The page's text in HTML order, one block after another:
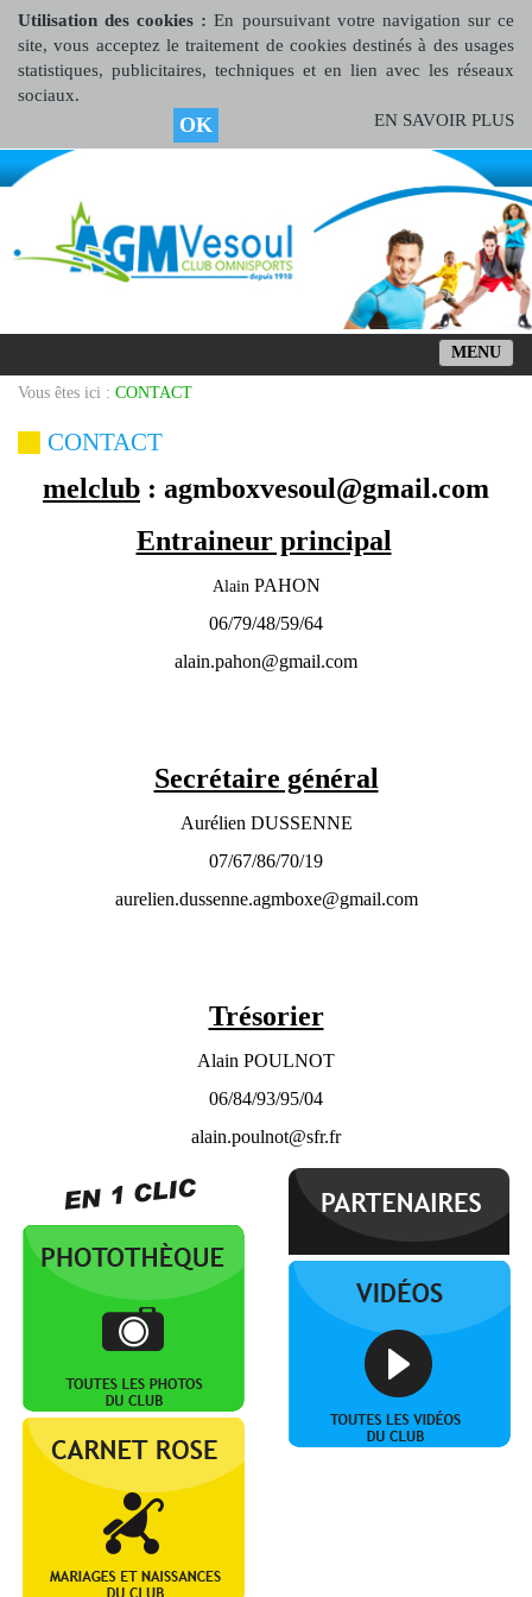
Utilisation des cookies :En poursuivant votre navigation sur ce
site, vous acceptez le traitement de cookies destinés à des usages
statistiques, publicitaires, techniques et en lien avec les réseaux
sociaux.
OK EN SAVOIR PLUS
MENU
Vous êtes ici : CONTACT
CONTACT
melclub : agmboxvesoul@gmail.com
Entraineur principal
Alain PAHON
06/79/48/59/64
alain.pahon@gmail.com
Secrétaire général
Aurélien DUSSENNE
07/67/86/70/19
aurelien.dussenne.agmboxe@gmail.com
Trésorier
Alain POULNOT
06/84/93/95/04
alain.poulnot@sfr.fr